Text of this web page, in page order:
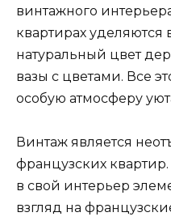
винтажного
квартирах
натуральный цвет
вазы с цветами. Все
особую атмосферу
Винтаж является
французских
в свой интерьер
взгляд на